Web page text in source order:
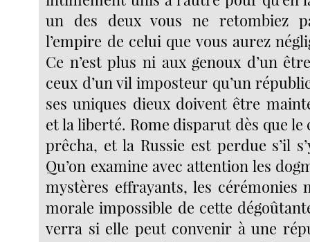
un des deux vous ne retombiez
l’empire de celui que vous aurez
Ce n’est plus ni aux genoux d’un
ceux d’un vil imposteur qu’un
ses uniques dieux doivent être
et la liberté. Rome disparut dès que le
prêcha, et la Russie est perdue s’il
Qu’on examine avec attention les
mystères effrayants, les cérémonies
morale impossible de cette
verra si elle peut convenir à une